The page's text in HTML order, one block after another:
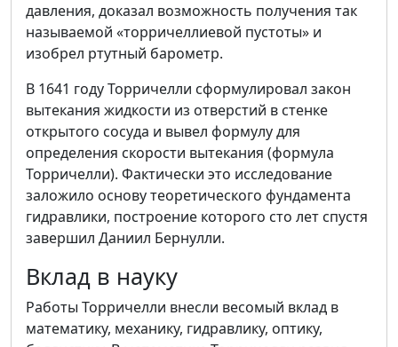
давления, доказал возможность получения так
называемой «торричеллиевой пустоты» и
изобрел ртутный барометр.
В 1641 году Торричелли сформулировал закон
вытекания жидкости из отверстий в стенке
открытого сосуда и вывел формулу для
определения скорости вытекания (формула
Торричелли). Фактически это исследование
заложило основу теоретического фундамента
гидравлики, построение которого сто лет спустя
завершил Даниил Бернулли.
Вклад в науку
Работы Торричелли внесли весомый вклад в
математику, механику, гидравлику, оптику,